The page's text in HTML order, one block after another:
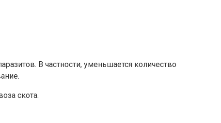
В частности, уменьшается количество
скота.